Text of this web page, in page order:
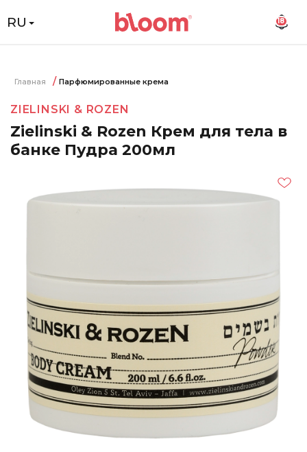
RU 18
Главная Парфюмированные крема
ZIELINSKI & ROZEN
Zielinski & Rozen Крем для тела в
банке Пудра 200мл